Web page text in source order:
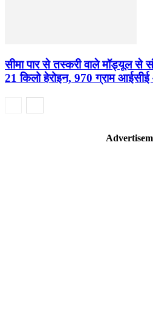
सीमा पार से तस्करी वाले मॉड्यूल से
21 किलो हेरोइन, 970 ग्राम